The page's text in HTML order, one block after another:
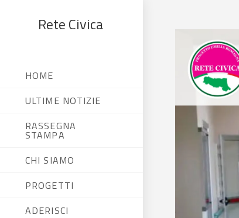
Rete Civica
HOME
ULTIME NOTIZIE
RASSEGNA
STAMPA
CHI SIAMO
PROGETTI
ADERISCI